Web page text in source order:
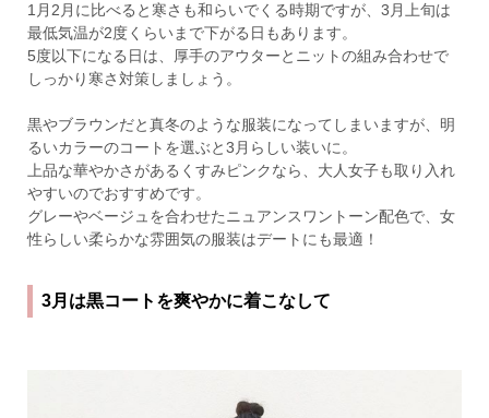
1月2月に比べると寒さも和らいでくる時期ですが、3月上旬は
最低気温が2度くらいまで下がる日もあります。
5度以下になる日は、厚手のアウターとニットの組み合わせで
しっかり寒さ対策しましょう。
黒やブラウンだと真冬のような服装になってしまいますが、明
るいカラーのコートを選ぶと3月らしい装いに。
上品な華やかさがあるくすみピンクなら、大人女子も取り入れ
やすいのでおすすめです。
グレーやベージュを合わせたニュアンスワントーン配色で、女
性らしい柔らかな雰囲気の服装はデートにも最適！
3月は黒コートを爽やかに着こなして